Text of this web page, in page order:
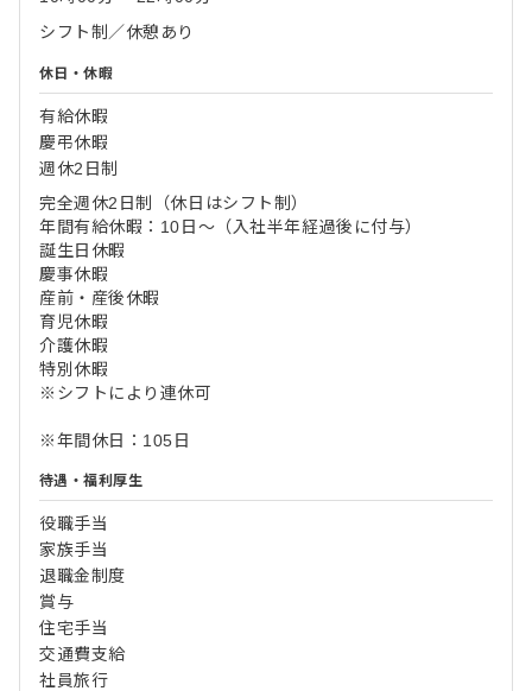
シフト制／休憩あり
休日・休暇
有給休暇
慶弔休暇
週休2日制
完全週休2日制（休日はシフト制）
年間有給休暇：10日～（入社半年経過後に付与）
誕生日休暇
慶事休暇
産前・産後休暇
育児休暇
介護休暇
特別休暇
※シフトにより連休可
※年間休日：105日
待遇・福利厚生
役職手当
家族手当
退職金制度
賞与
住宅手当
交通費支給
社員旅行